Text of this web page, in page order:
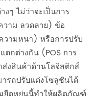
ๆ ไม่ว่าจะเป็นการ
าม ลวดลาย) ข้อ
ามหนา) หรือการปรับ
ตกต่างกัน (POS การ
งสินค้าด้านโลจิสติกส์
รถปรับแต่งโซลูชันได้